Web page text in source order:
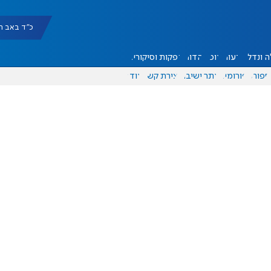
כ"ד באב תשפ"ו
ונדל"ן דעות אוכל יהדות הפקות וסיקורים
ספורט פורומים אתר ישיבה יצירת קשר עוד